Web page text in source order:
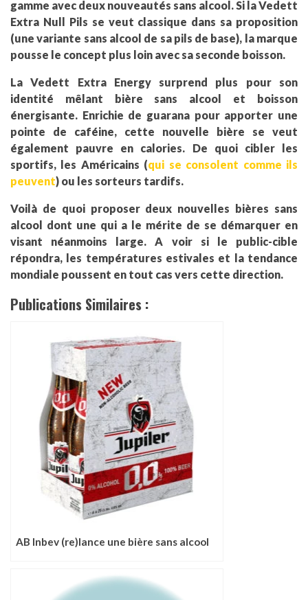
gamme avec deux nouveautés sans alcool. Si la Vedett
Extra Null Pils se veut classique dans sa proposition
(une variante sans alcool de sa pils de base), la marque
pousse le concept plus loin avec sa seconde boisson.
La Vedett Extra Energy surprend plus pour son
identité mêlant bière sans alcool et boisson
énergisante. Enrichie de guarana pour apporter une
pointe de caféine, cette nouvelle bière se veut
également pauvre en calories. De quoi cibler les
sportifs, les Américains (qui se consolent comme ils
peuvent) ou les sorteurs tardifs.
Voilà de quoi proposer deux nouvelles bières sans
alcool dont une qui a le mérite de se démarquer en
visant néanmoins large. A voir si le public-cible
répondra, les températures estivales et la tendance
mondiale poussent en tout cas vers cette direction.
Publications Similaires :
AB Inbev (re)lance une bière sans alcool